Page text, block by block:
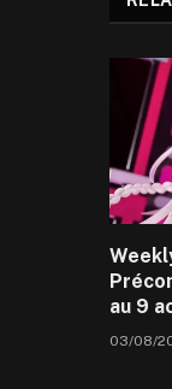
au 9
03/08/